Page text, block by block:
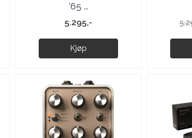
'65 ...
5.295,-
Kjøp